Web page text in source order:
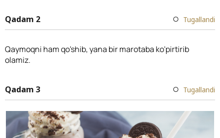
Qadam 2 Tugallandi
Qaymoqni ham qo'shib, yana bir marotaba ko'pirtirib
olamiz.
Qadam 3 Tugallandi